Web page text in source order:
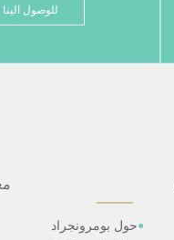
للوصول الينا
حول بومرونجراد